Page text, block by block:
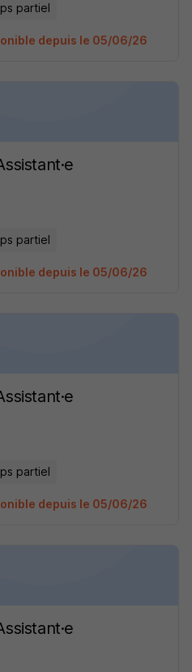
partiel
depuis le 05/06/26
partiel
depuis le 05/06/26
partiel
depuis le 05/06/26